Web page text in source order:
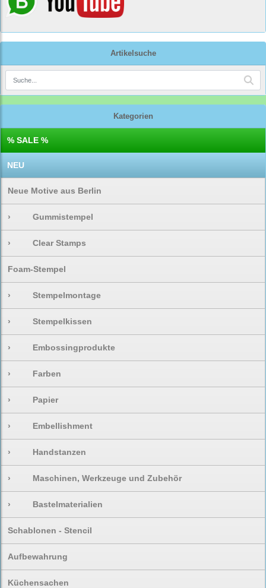
Artikelsuche
Kategorien
% SALE %
NEU
Neue Motive aus Berlin
› Gummistempel
› Clear Stamps
Foam-Stempel
› Stempelmontage
› Stempelkissen
› Embossingprodukte
› Farben
› Papier
› Embellishment
› Handstanzen
› Maschinen, Werkzeuge und Zubehör
› Bastelmaterialien
Schablonen - Stencil
Aufbewahrung
Küchensachen